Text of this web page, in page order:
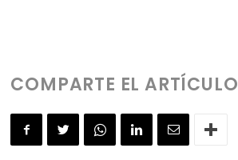
COMPARTE EL ARTÍCULO